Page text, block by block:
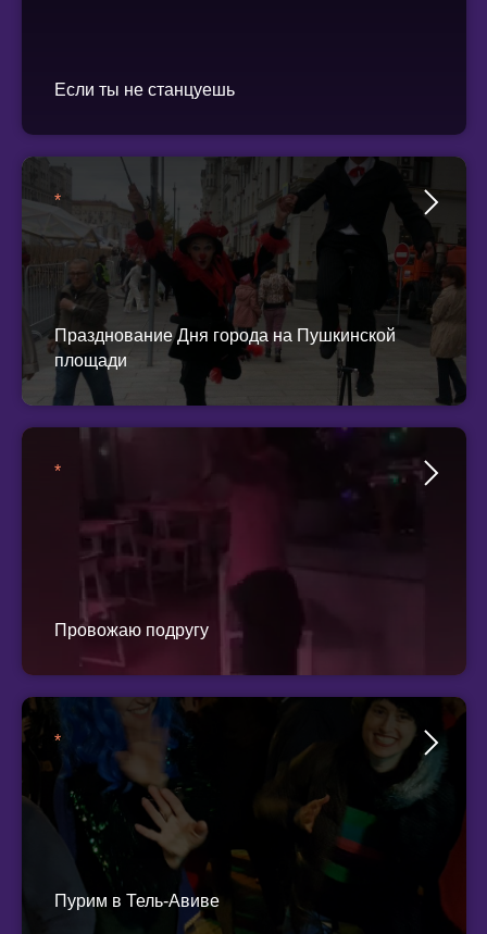
Если ты не станцуешь
*
Празднование Дня города на Пушкинской
площади
*
Провожаю подругу
*
Пурим в Тель-Авиве